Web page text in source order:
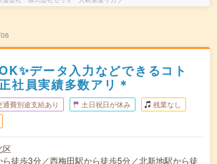
データ入力などできるコト
社員実績多数アリ＊
通費別途支給あり 土日祝日が休み 残業なし
区
ら徒歩3分／西梅田駅から徒歩5分／北新地駅から徒